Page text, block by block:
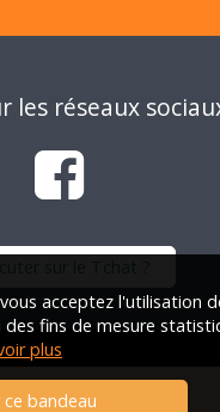
les réseaux
nous ?|FAQ|
acceptez l'utilisation
fins de mesure
plus
bandeau